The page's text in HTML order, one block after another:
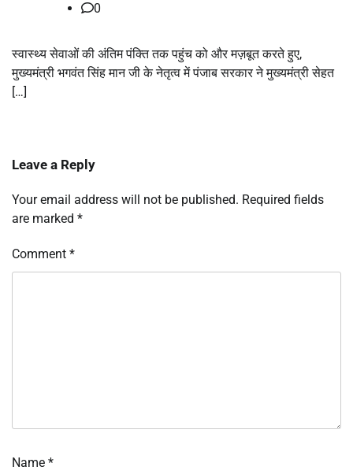
0
स्वास्थ्य सेवाओं की अंतिम पंक्ति तक पहुंच को और मज़बूत करते हुए,
मुख्यमंत्री भगवंत सिंह मान जी के नेतृत्व में पंजाब सरकार ने मुख्यमंत्री सेहत
[…]
Leave a Reply
Your email address will not be published. Required fields
are marked *
Comment *
Name *